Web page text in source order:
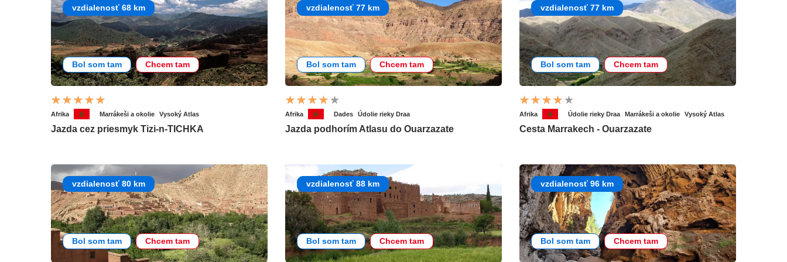
vzdialenosť 68 km
Bol som tam Chcem tam
Afrika Marrákeši a okolie Vysoký Atlas
Jazda cez priesmyk Tizi-n-TICHKA
vzdialenosť 77 km
Bol som tam Chcem tam
Afrika Dades Údolie rieky Draa
Jazda podhorím Atlasu do Ouarzazate
vzdialenosť 77 km
Bol som tam Chcem tam
Afrika Údolie rieky Draa Marrákeši a okolie Vysoký Atlas
Cesta Marrakech - Ouarzazate
vzdialenosť 80 km
Bol som tam Chcem tam
vzdialenosť 88 km
Bol som tam Chcem tam
vzdialenosť 96 km
Bol som tam Chcem tam